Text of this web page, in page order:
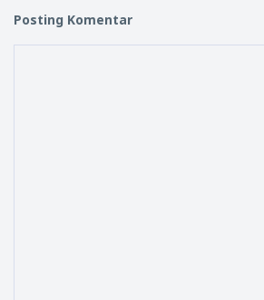
Posting Komentar